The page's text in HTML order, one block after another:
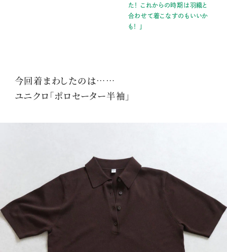
た！ これからの時期は羽織と
合わせて着こなすのもいいか
も！ 」
今回着まわしたのは……
ユニクロ「ポロセーター半袖」